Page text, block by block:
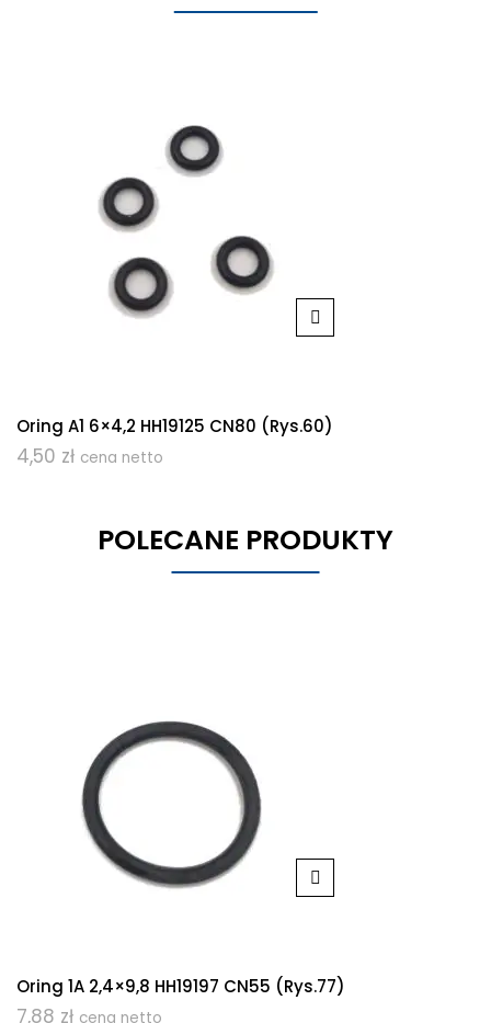
Oring A1 6×4,2 HH19125 CN80 (rys.60)
4,50 zł cena netto
POLECANE PRODUKTY
Oring 1A 2,4×9,8 HH19197 CN55 (rys.77)
7,88 zł cena netto